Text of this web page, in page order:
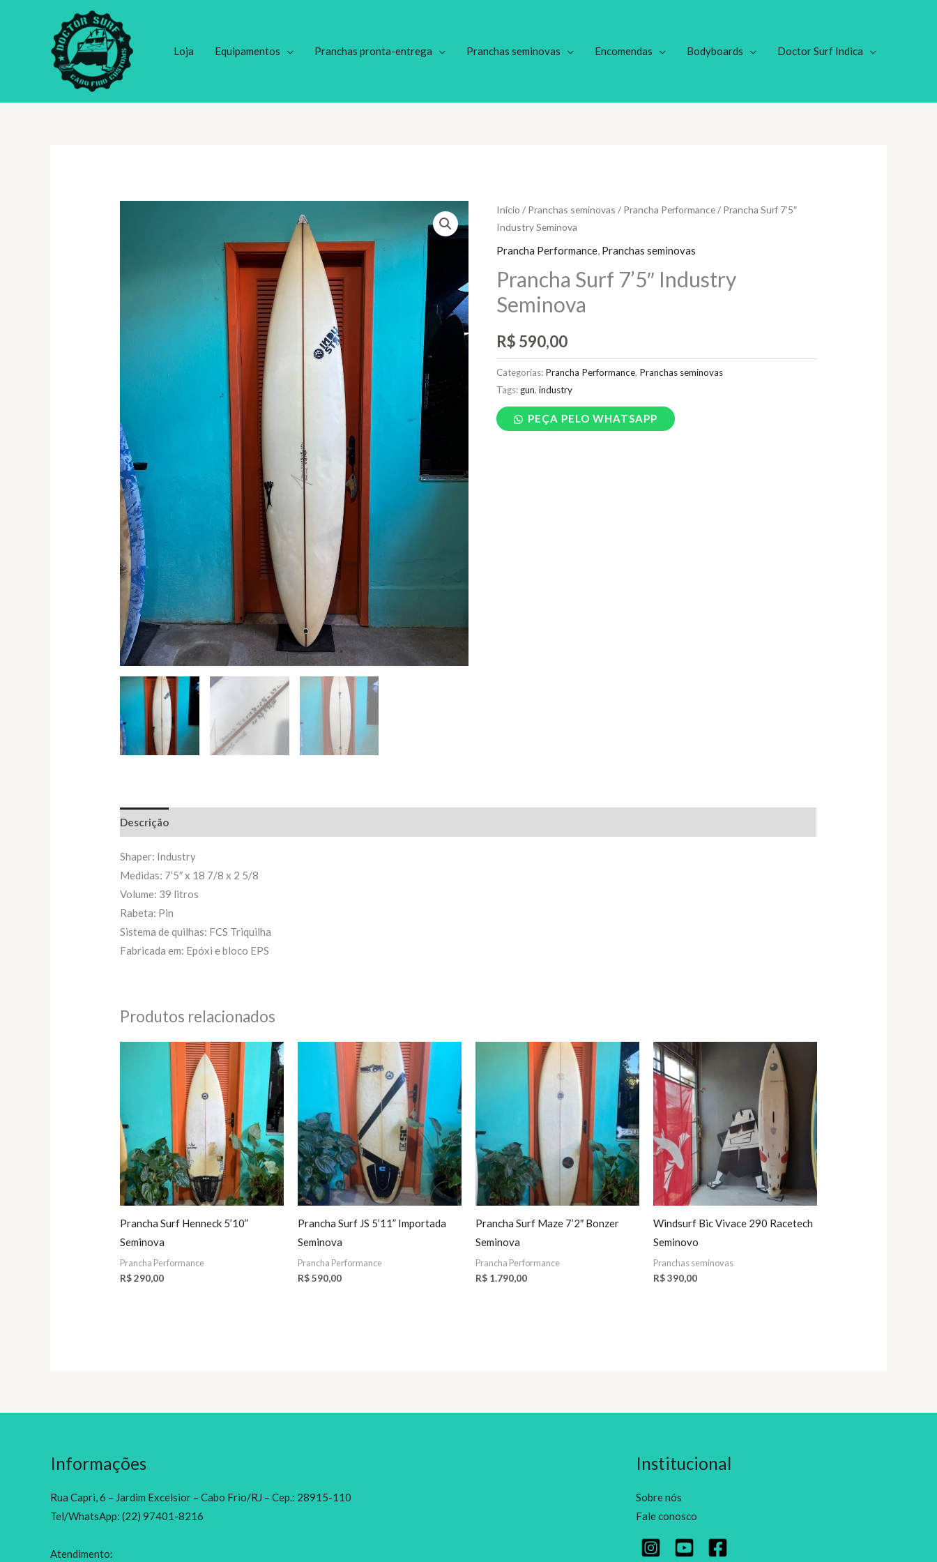
Loja Equipamentos Pranchas pronta-entrega Pranchas seminovas Encomendas Bodyboards Doctor Surf Indica
Início / Pranchas seminovas / Prancha Performance/ Prancha Surf 7’5″
Industry Seminova
Prancha Performance, Pranchas seminovas
Prancha Surf 7’5″ Industry
Seminova
R$ 590,00
Categorias: Prancha Performance, Pranchas seminovas
Tags: gun, industry
PEÇA PELO WHATSAPP
Descrição
Shaper: Industry
Medidas: 7’5″ x 18 7/8 x 2 5/8
Volume: 39 litros
Rabeta: Pin
Sistema de quilhas: FCS Triquilha
Fabricada em: Epóxi e bloco EPS
Produtos relacionados
Prancha Surf Henneck 5’10”
Seminova
Prancha Performance
R$290,00
Prancha Surf JS 5’11” Importada
Seminova
Prancha Performance
R$590,00
Prancha Surf Maze 7’2″ Bonzer
Seminova
Prancha Performance
R$1.790,00
Windsurf Bic Vivace 290 Racetech
Seminovo
Pranchas seminovas
R$390,00
Informações
Rua Capri, 6 – Jardim Excelsior – Cabo Frio/RJ – Cep.: 28915-110
Tel/WhatsApp: (22) 97401-8216
Atendimento:
Institucional
Sobre nós
Fale conosco